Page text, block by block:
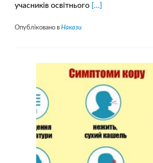
учасників освітнього Читати
з
охорони
праці
у
2019
році
[…]
Опубліковано в Накази